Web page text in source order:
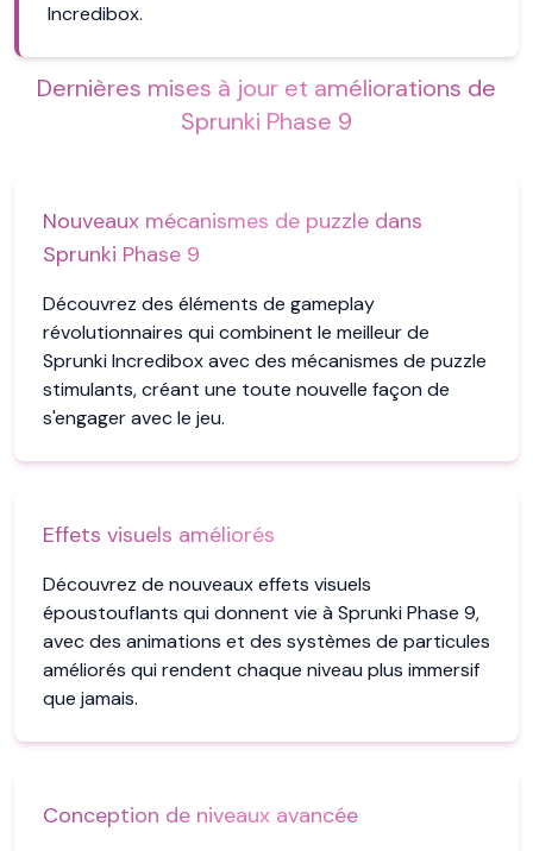
Incredibox.
Dernières mises à jour et améliorations de
Sprunki Phase 9
Nouveaux mécanismes de puzzle dans
Sprunki Phase 9
Découvrez des éléments de gameplay
révolutionnaires qui combinent le meilleur de
Sprunki Incredibox avec des mécanismes de puzzle
stimulants, créant une toute nouvelle façon de
s'engager avec le jeu.
Effets visuels améliorés
Découvrez de nouveaux effets visuels
époustouflants qui donnent vie à Sprunki Phase 9,
avec des animations et des systèmes de particules
améliorés qui rendent chaque niveau plus immersif
que jamais.
Conception de niveaux avancée